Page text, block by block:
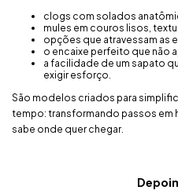
clogs com solados
mules em couros lisos,
opções que atravessam as
o encaixe perfeito que não
a facilidade de um sapato
exigir esforço.
São modelos criados para
tempo: transformando passos em
sabe onde quer chegar.